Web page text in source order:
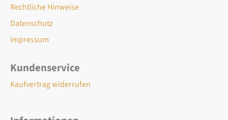
Rechtliche Hinweise
Datenschutz
Impressum
Kundenservice
Kaufvertrag widerrufen